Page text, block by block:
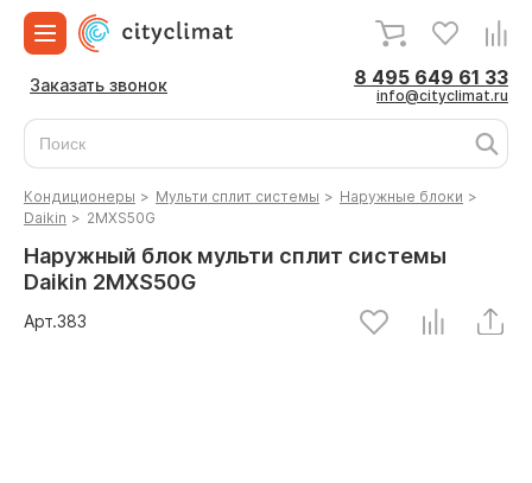
Заказать звонок 8 495 649 61 33
info@cityclimat.ru
Кондиционеры > Мульти сплит системы > Наружные блоки >
Daikin > 2MXS50G
Наружный блок мульти сплит системы
Daikin 2MXS50G
Арт.383